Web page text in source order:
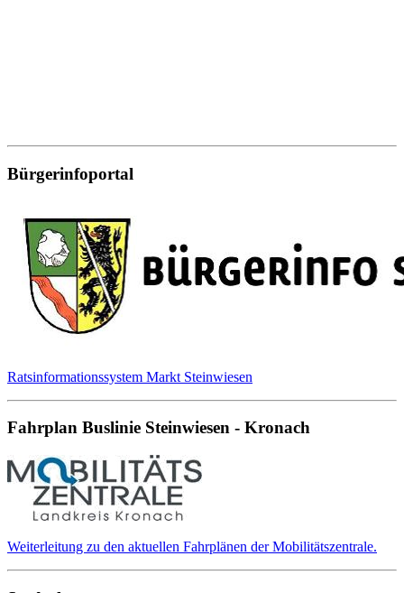
Bürgerinfoportal
Ratsinformationssystem Markt Steinwiesen
Fahrplan Buslinie Steinwiesen - Kronach
Weiterleitung zu den aktuellen Fahrplänen der Mobilitätszentrale.